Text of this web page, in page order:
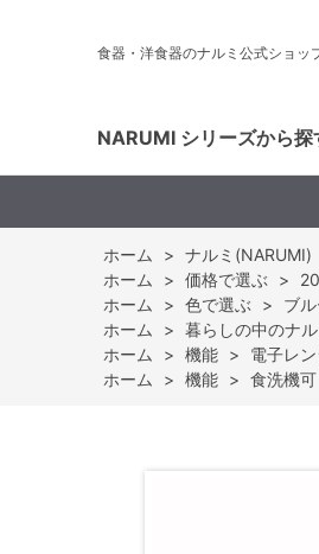
食器・洋食器のナルミ公式ショッ
NARUMI シリーズから探
ホーム > ナルミ(NARUMI)
ホーム
> 価格で選ぶ >
ホーム
> 色で選ぶ > ブ
ホーム
> 暮らしの中のナル
ホーム
> 機能 > 電子レ
ホーム
> 機能 > 食洗機可